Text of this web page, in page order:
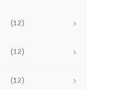
(12)
(12)
(12)